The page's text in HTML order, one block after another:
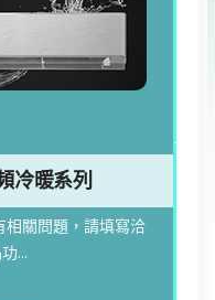
冷暖系列
相關問題，請填寫洽
...